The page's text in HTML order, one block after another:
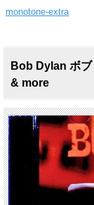
monotone-extra
Bob Dylan ボ
& more